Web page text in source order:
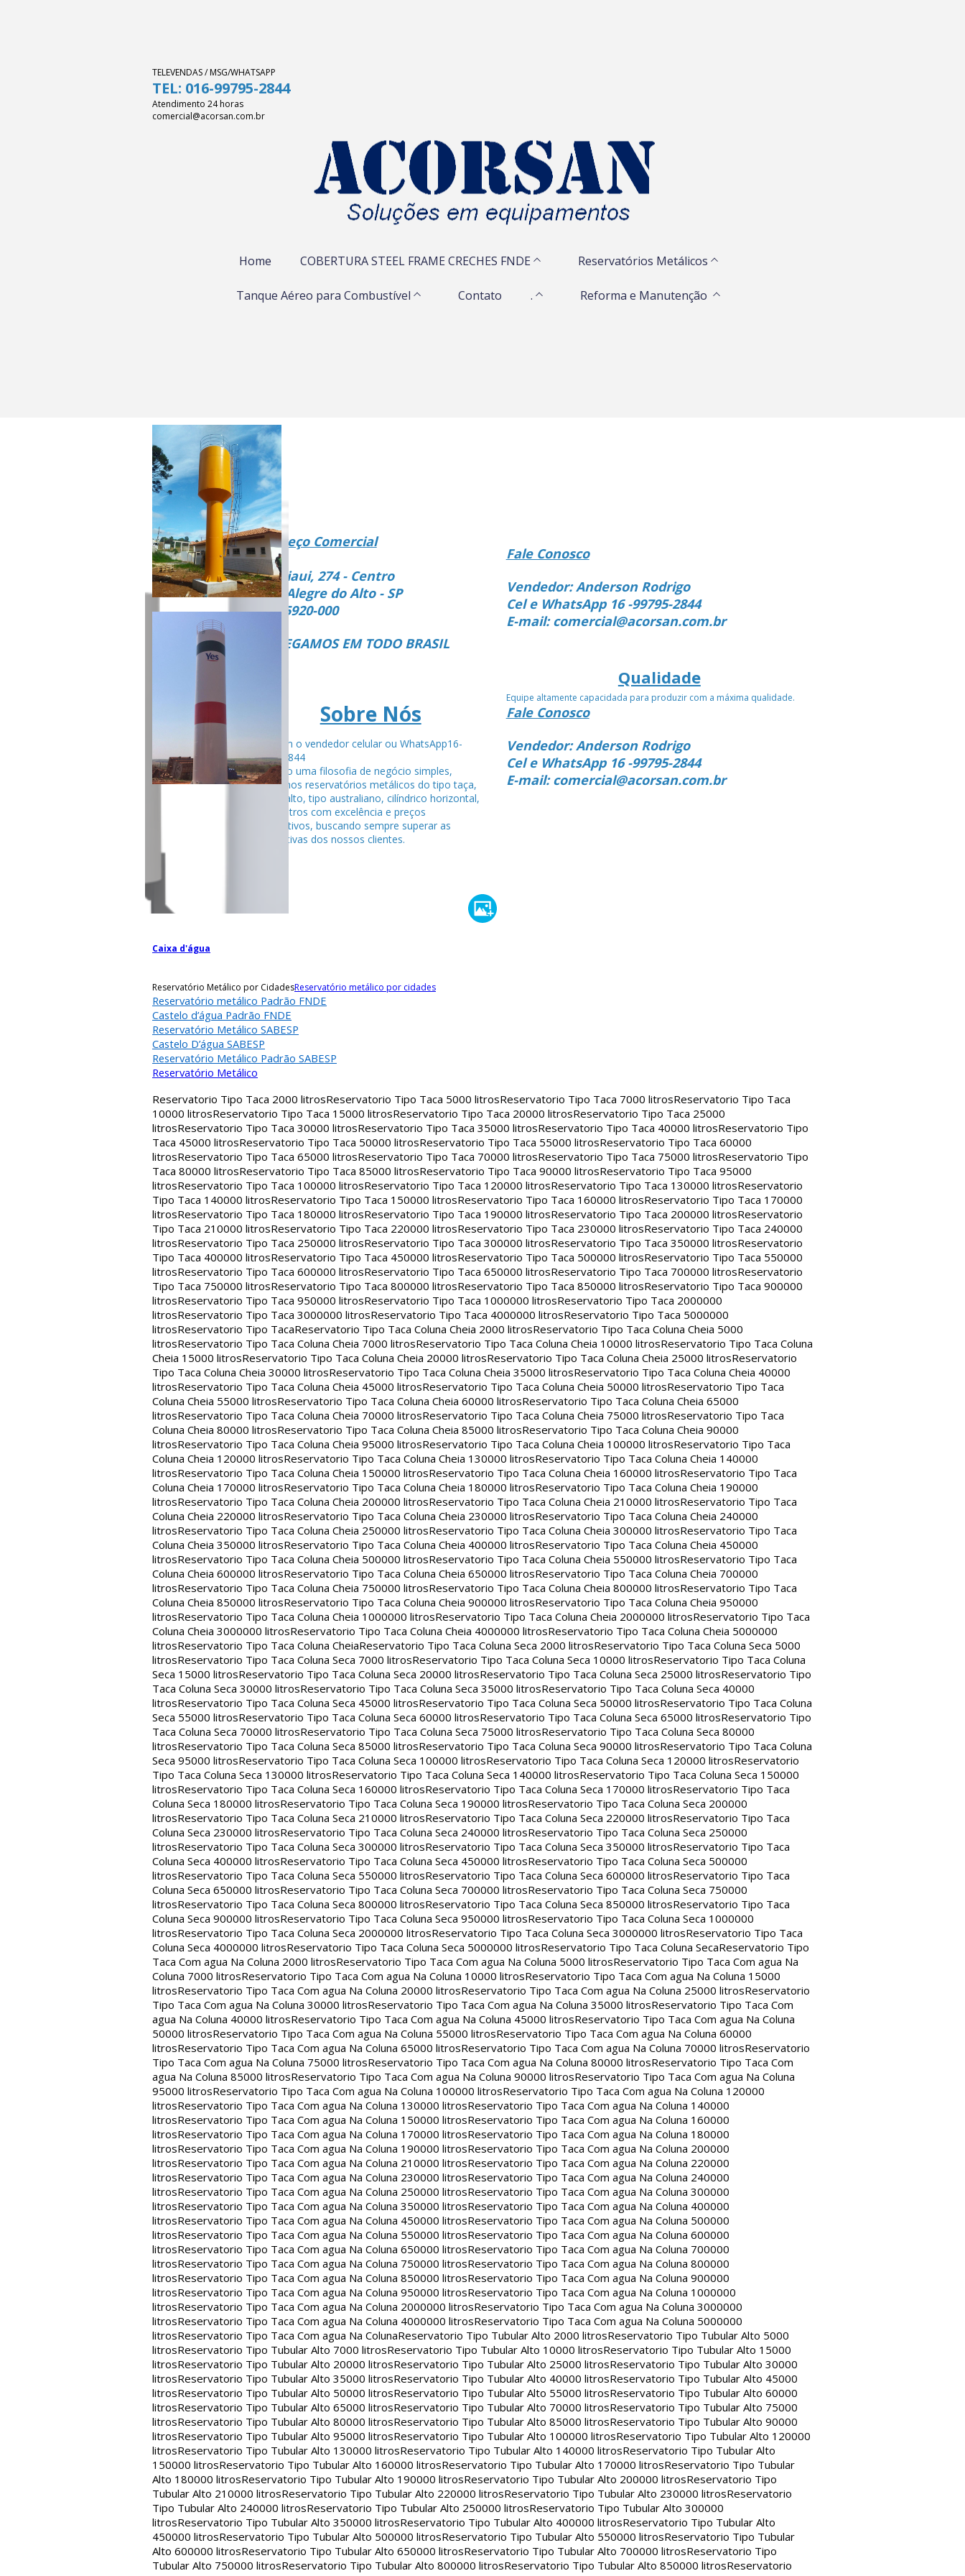
TELEVENDAS / MSG/WHATSAPP
TEL: 016-99795-2844
Atendimento 24 horas
comercial@acorsan.com.br
Home COBERTURA STEEL FRAME CRECHES FNDE Reservatórios Metálicos
Tanque Aéreo para Combustível Contato . Reforma e Manutenção
Endereço Comercial
Rua Piaui, 274 - Centro
Vista Alegre do Alto - SP
CEP 15920-000
ENTREGAMOS EM TODO BRASIL
Sobre Nós
Fale com o vendedor celular ou WhatsApp16-
99795-2844
Seguindo uma filosofia de negócio simples,
fabricamos reservatórios metálicos do tipo taça,
tubular alto, tipo australiano, cilíndrico horizontal,
entre outros com excelência e preços
competitivos, buscando sempre superar as
espectativas dos nossos clientes.
Fale Conosco
Vendedor: Anderson Rodrigo
Cel e WhatsApp 16 -99795-2844
E-mail: comercial@acorsan.com.br
Qualidade
Equipe altamente capacidada para produzir com a máxima qualidade.
Fale Conosco
Vendedor: Anderson Rodrigo
Cel e WhatsApp 16 -99795-2844
E-mail: comercial@acorsan.com.br
Caixa d'água
Reservatório Metálico por CidadesReservatório metálico por cidades
Reservatório metálico Padrão FNDE
Castelo d’água Padrão FNDE
Reservatório Metálico SABESP
Castelo D’água SABESP
Reservatório Metálico Padrão SABESP
Reservatório Metálico
Reservatorio Tipo Taca 2000 litrosReservatorio Tipo Taca 5000 litrosReservatorio Tipo Taca 7000 litrosReservatorio Tipo Taca
10000 litrosReservatorio Tipo Taca 15000 litrosReservatorio Tipo Taca 20000 litrosReservatorio Tipo Taca 25000
litrosReservatorio Tipo Taca 30000 litrosReservatorio Tipo Taca 35000 litrosReservatorio Tipo Taca 40000 litrosReservatorio Tipo
Taca 45000 litrosReservatorio Tipo Taca 50000 litrosReservatorio Tipo Taca 55000 litrosReservatorio Tipo Taca 60000
litrosReservatorio Tipo Taca 65000 litrosReservatorio Tipo Taca 70000 litrosReservatorio Tipo Taca 75000 litrosReservatorio Tipo
Taca 80000 litrosReservatorio Tipo Taca 85000 litrosReservatorio Tipo Taca 90000 litrosReservatorio Tipo Taca 95000
litrosReservatorio Tipo Taca 100000 litrosReservatorio Tipo Taca 120000 litrosReservatorio Tipo Taca 130000 litrosReservatorio
Tipo Taca 140000 litrosReservatorio Tipo Taca 150000 litrosReservatorio Tipo Taca 160000 litrosReservatorio Tipo Taca 170000
litrosReservatorio Tipo Taca 180000 litrosReservatorio Tipo Taca 190000 litrosReservatorio Tipo Taca 200000 litrosReservatorio
Tipo Taca 210000 litrosReservatorio Tipo Taca 220000 litrosReservatorio Tipo Taca 230000 litrosReservatorio Tipo Taca 240000
litrosReservatorio Tipo Taca 250000 litrosReservatorio Tipo Taca 300000 litrosReservatorio Tipo Taca 350000 litrosReservatorio
Tipo Taca 400000 litrosReservatorio Tipo Taca 450000 litrosReservatorio Tipo Taca 500000 litrosReservatorio Tipo Taca 550000
litrosReservatorio Tipo Taca 600000 litrosReservatorio Tipo Taca 650000 litrosReservatorio Tipo Taca 700000 litrosReservatorio
Tipo Taca 750000 litrosReservatorio Tipo Taca 800000 litrosReservatorio Tipo Taca 850000 litrosReservatorio Tipo Taca 900000
litrosReservatorio Tipo Taca 950000 litrosReservatorio Tipo Taca 1000000 litrosReservatorio Tipo Taca 2000000
litrosReservatorio Tipo Taca 3000000 litrosReservatorio Tipo Taca 4000000 litrosReservatorio Tipo Taca 5000000
litrosReservatorio Tipo TacaReservatorio Tipo Taca Coluna Cheia 2000 litrosReservatorio Tipo Taca Coluna Cheia 5000
litrosReservatorio Tipo Taca Coluna Cheia 7000 litrosReservatorio Tipo Taca Coluna Cheia 10000 litrosReservatorio Tipo Taca Coluna
Cheia 15000 litrosReservatorio Tipo Taca Coluna Cheia 20000 litrosReservatorio Tipo Taca Coluna Cheia 25000 litrosReservatorio
Tipo Taca Coluna Cheia 30000 litrosReservatorio Tipo Taca Coluna Cheia 35000 litrosReservatorio Tipo Taca Coluna Cheia 40000
litrosReservatorio Tipo Taca Coluna Cheia 45000 litrosReservatorio Tipo Taca Coluna Cheia 50000 litrosReservatorio Tipo Taca
Coluna Cheia 55000 litrosReservatorio Tipo Taca Coluna Cheia 60000 litrosReservatorio Tipo Taca Coluna Cheia 65000
litrosReservatorio Tipo Taca Coluna Cheia 70000 litrosReservatorio Tipo Taca Coluna Cheia 75000 litrosReservatorio Tipo Taca
Coluna Cheia 80000 litrosReservatorio Tipo Taca Coluna Cheia 85000 litrosReservatorio Tipo Taca Coluna Cheia 90000
litrosReservatorio Tipo Taca Coluna Cheia 95000 litrosReservatorio Tipo Taca Coluna Cheia 100000 litrosReservatorio Tipo Taca
Coluna Cheia 120000 litrosReservatorio Tipo Taca Coluna Cheia 130000 litrosReservatorio Tipo Taca Coluna Cheia 140000
litrosReservatorio Tipo Taca Coluna Cheia 150000 litrosReservatorio Tipo Taca Coluna Cheia 160000 litrosReservatorio Tipo Taca
Coluna Cheia 170000 litrosReservatorio Tipo Taca Coluna Cheia 180000 litrosReservatorio Tipo Taca Coluna Cheia 190000
litrosReservatorio Tipo Taca Coluna Cheia 200000 litrosReservatorio Tipo Taca Coluna Cheia 210000 litrosReservatorio Tipo Taca
Coluna Cheia 220000 litrosReservatorio Tipo Taca Coluna Cheia 230000 litrosReservatorio Tipo Taca Coluna Cheia 240000
litrosReservatorio Tipo Taca Coluna Cheia 250000 litrosReservatorio Tipo Taca Coluna Cheia 300000 litrosReservatorio Tipo Taca
Coluna Cheia 350000 litrosReservatorio Tipo Taca Coluna Cheia 400000 litrosReservatorio Tipo Taca Coluna Cheia 450000
litrosReservatorio Tipo Taca Coluna Cheia 500000 litrosReservatorio Tipo Taca Coluna Cheia 550000 litrosReservatorio Tipo Taca
Coluna Cheia 600000 litrosReservatorio Tipo Taca Coluna Cheia 650000 litrosReservatorio Tipo Taca Coluna Cheia 700000
litrosReservatorio Tipo Taca Coluna Cheia 750000 litrosReservatorio Tipo Taca Coluna Cheia 800000 litrosReservatorio Tipo Taca
Coluna Cheia 850000 litrosReservatorio Tipo Taca Coluna Cheia 900000 litrosReservatorio Tipo Taca Coluna Cheia 950000
litrosReservatorio Tipo Taca Coluna Cheia 1000000 litrosReservatorio Tipo Taca Coluna Cheia 2000000 litrosReservatorio Tipo Taca
Coluna Cheia 3000000 litrosReservatorio Tipo Taca Coluna Cheia 4000000 litrosReservatorio Tipo Taca Coluna Cheia 5000000
litrosReservatorio Tipo Taca Coluna CheiaReservatorio Tipo Taca Coluna Seca 2000 litrosReservatorio Tipo Taca Coluna Seca 5000
litrosReservatorio Tipo Taca Coluna Seca 7000 litrosReservatorio Tipo Taca Coluna Seca 10000 litrosReservatorio Tipo Taca Coluna
Seca 15000 litrosReservatorio Tipo Taca Coluna Seca 20000 litrosReservatorio Tipo Taca Coluna Seca 25000 litrosReservatorio Tipo
Taca Coluna Seca 30000 litrosReservatorio Tipo Taca Coluna Seca 35000 litrosReservatorio Tipo Taca Coluna Seca 40000
litrosReservatorio Tipo Taca Coluna Seca 45000 litrosReservatorio Tipo Taca Coluna Seca 50000 litrosReservatorio Tipo Taca Coluna
Seca 55000 litrosReservatorio Tipo Taca Coluna Seca 60000 litrosReservatorio Tipo Taca Coluna Seca 65000 litrosReservatorio Tipo
Taca Coluna Seca 70000 litrosReservatorio Tipo Taca Coluna Seca 75000 litrosReservatorio Tipo Taca Coluna Seca 80000
litrosReservatorio Tipo Taca Coluna Seca 85000 litrosReservatorio Tipo Taca Coluna Seca 90000 litrosReservatorio Tipo Taca Coluna
Seca 95000 litrosReservatorio Tipo Taca Coluna Seca 100000 litrosReservatorio Tipo Taca Coluna Seca 120000 litrosReservatorio
Tipo Taca Coluna Seca 130000 litrosReservatorio Tipo Taca Coluna Seca 140000 litrosReservatorio Tipo Taca Coluna Seca 150000
litrosReservatorio Tipo Taca Coluna Seca 160000 litrosReservatorio Tipo Taca Coluna Seca 170000 litrosReservatorio Tipo Taca
Coluna Seca 180000 litrosReservatorio Tipo Taca Coluna Seca 190000 litrosReservatorio Tipo Taca Coluna Seca 200000
litrosReservatorio Tipo Taca Coluna Seca 210000 litrosReservatorio Tipo Taca Coluna Seca 220000 litrosReservatorio Tipo Taca
Coluna Seca 230000 litrosReservatorio Tipo Taca Coluna Seca 240000 litrosReservatorio Tipo Taca Coluna Seca 250000
litrosReservatorio Tipo Taca Coluna Seca 300000 litrosReservatorio Tipo Taca Coluna Seca 350000 litrosReservatorio Tipo Taca
Coluna Seca 400000 litrosReservatorio Tipo Taca Coluna Seca 450000 litrosReservatorio Tipo Taca Coluna Seca 500000
litrosReservatorio Tipo Taca Coluna Seca 550000 litrosReservatorio Tipo Taca Coluna Seca 600000 litrosReservatorio Tipo Taca
Coluna Seca 650000 litrosReservatorio Tipo Taca Coluna Seca 700000 litrosReservatorio Tipo Taca Coluna Seca 750000
litrosReservatorio Tipo Taca Coluna Seca 800000 litrosReservatorio Tipo Taca Coluna Seca 850000 litrosReservatorio Tipo Taca
Coluna Seca 900000 litrosReservatorio Tipo Taca Coluna Seca 950000 litrosReservatorio Tipo Taca Coluna Seca 1000000
litrosReservatorio Tipo Taca Coluna Seca 2000000 litrosReservatorio Tipo Taca Coluna Seca 3000000 litrosReservatorio Tipo Taca
Coluna Seca 4000000 litrosReservatorio Tipo Taca Coluna Seca 5000000 litrosReservatorio Tipo Taca Coluna SecaReservatorio Tipo
Taca Com agua Na Coluna 2000 litrosReservatorio Tipo Taca Com agua Na Coluna 5000 litrosReservatorio Tipo Taca Com agua Na
Coluna 7000 litrosReservatorio Tipo Taca Com agua Na Coluna 10000 litrosReservatorio Tipo Taca Com agua Na Coluna 15000
litrosReservatorio Tipo Taca Com agua Na Coluna 20000 litrosReservatorio Tipo Taca Com agua Na Coluna 25000 litrosReservatorio
Tipo Taca Com agua Na Coluna 30000 litrosReservatorio Tipo Taca Com agua Na Coluna 35000 litrosReservatorio Tipo Taca Com
agua Na Coluna 40000 litrosReservatorio Tipo Taca Com agua Na Coluna 45000 litrosReservatorio Tipo Taca Com agua Na Coluna
50000 litrosReservatorio Tipo Taca Com agua Na Coluna 55000 litrosReservatorio Tipo Taca Com agua Na Coluna 60000
litrosReservatorio Tipo Taca Com agua Na Coluna 65000 litrosReservatorio Tipo Taca Com agua Na Coluna 70000 litrosReservatorio
Tipo Taca Com agua Na Coluna 75000 litrosReservatorio Tipo Taca Com agua Na Coluna 80000 litrosReservatorio Tipo Taca Com
agua Na Coluna 85000 litrosReservatorio Tipo Taca Com agua Na Coluna 90000 litrosReservatorio Tipo Taca Com agua Na Coluna
95000 litrosReservatorio Tipo Taca Com agua Na Coluna 100000 litrosReservatorio Tipo Taca Com agua Na Coluna 120000
litrosReservatorio Tipo Taca Com agua Na Coluna 130000 litrosReservatorio Tipo Taca Com agua Na Coluna 140000
litrosReservatorio Tipo Taca Com agua Na Coluna 150000 litrosReservatorio Tipo Taca Com agua Na Coluna 160000
litrosReservatorio Tipo Taca Com agua Na Coluna 170000 litrosReservatorio Tipo Taca Com agua Na Coluna 180000
litrosReservatorio Tipo Taca Com agua Na Coluna 190000 litrosReservatorio Tipo Taca Com agua Na Coluna 200000
litrosReservatorio Tipo Taca Com agua Na Coluna 210000 litrosReservatorio Tipo Taca Com agua Na Coluna 220000
litrosReservatorio Tipo Taca Com agua Na Coluna 230000 litrosReservatorio Tipo Taca Com agua Na Coluna 240000
litrosReservatorio Tipo Taca Com agua Na Coluna 250000 litrosReservatorio Tipo Taca Com agua Na Coluna 300000
litrosReservatorio Tipo Taca Com agua Na Coluna 350000 litrosReservatorio Tipo Taca Com agua Na Coluna 400000
litrosReservatorio Tipo Taca Com agua Na Coluna 450000 litrosReservatorio Tipo Taca Com agua Na Coluna 500000
litrosReservatorio Tipo Taca Com agua Na Coluna 550000 litrosReservatorio Tipo Taca Com agua Na Coluna 600000
litrosReservatorio Tipo Taca Com agua Na Coluna 650000 litrosReservatorio Tipo Taca Com agua Na Coluna 700000
litrosReservatorio Tipo Taca Com agua Na Coluna 750000 litrosReservatorio Tipo Taca Com agua Na Coluna 800000
litrosReservatorio Tipo Taca Com agua Na Coluna 850000 litrosReservatorio Tipo Taca Com agua Na Coluna 900000
litrosReservatorio Tipo Taca Com agua Na Coluna 950000 litrosReservatorio Tipo Taca Com agua Na Coluna 1000000
litrosReservatorio Tipo Taca Com agua Na Coluna 2000000 litrosReservatorio Tipo Taca Com agua Na Coluna 3000000
litrosReservatorio Tipo Taca Com agua Na Coluna 4000000 litrosReservatorio Tipo Taca Com agua Na Coluna 5000000
litrosReservatorio Tipo Taca Com agua Na ColunaReservatorio Tipo Tubular Alto 2000 litrosReservatorio Tipo Tubular Alto 5000
litrosReservatorio Tipo Tubular Alto 7000 litrosReservatorio Tipo Tubular Alto 10000 litrosReservatorio Tipo Tubular Alto 15000
litrosReservatorio Tipo Tubular Alto 20000 litrosReservatorio Tipo Tubular Alto 25000 litrosReservatorio Tipo Tubular Alto 30000
litrosReservatorio Tipo Tubular Alto 35000 litrosReservatorio Tipo Tubular Alto 40000 litrosReservatorio Tipo Tubular Alto 45000
litrosReservatorio Tipo Tubular Alto 50000 litrosReservatorio Tipo Tubular Alto 55000 litrosReservatorio Tipo Tubular Alto 60000
litrosReservatorio Tipo Tubular Alto 65000 litrosReservatorio Tipo Tubular Alto 70000 litrosReservatorio Tipo Tubular Alto 75000
litrosReservatorio Tipo Tubular Alto 80000 litrosReservatorio Tipo Tubular Alto 85000 litrosReservatorio Tipo Tubular Alto 90000
litrosReservatorio Tipo Tubular Alto 95000 litrosReservatorio Tipo Tubular Alto 100000 litrosReservatorio Tipo Tubular Alto 120000
litrosReservatorio Tipo Tubular Alto 130000 litrosReservatorio Tipo Tubular Alto 140000 litrosReservatorio Tipo Tubular Alto
150000 litrosReservatorio Tipo Tubular Alto 160000 litrosReservatorio Tipo Tubular Alto 170000 litrosReservatorio Tipo Tubular
Alto 180000 litrosReservatorio Tipo Tubular Alto 190000 litrosReservatorio Tipo Tubular Alto 200000 litrosReservatorio Tipo
Tubular Alto 210000 litrosReservatorio Tipo Tubular Alto 220000 litrosReservatorio Tipo Tubular Alto 230000 litrosReservatorio
Tipo Tubular Alto 240000 litrosReservatorio Tipo Tubular Alto 250000 litrosReservatorio Tipo Tubular Alto 300000
litrosReservatorio Tipo Tubular Alto 350000 litrosReservatorio Tipo Tubular Alto 400000 litrosReservatorio Tipo Tubular Alto
450000 litrosReservatorio Tipo Tubular Alto 500000 litrosReservatorio Tipo Tubular Alto 550000 litrosReservatorio Tipo Tubular
Alto 600000 litrosReservatorio Tipo Tubular Alto 650000 litrosReservatorio Tipo Tubular Alto 700000 litrosReservatorio Tipo
Tubular Alto 750000 litrosReservatorio Tipo Tubular Alto 800000 litrosReservatorio Tipo Tubular Alto 850000 litrosReservatorio